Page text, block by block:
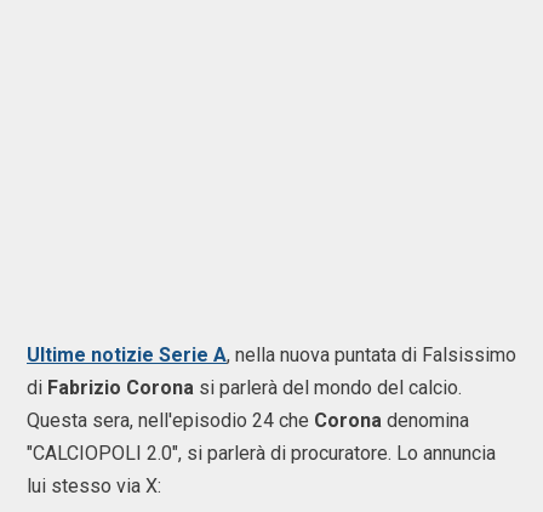
Ultime notizie Serie A, nella nuova puntata di Falsissimo
di Fabrizio Corona si parlerà del mondo del calcio.
Questa sera, nell'episodio 24 che Corona denomina
"CALCIOPOLI 2.0", si parlerà di procuratore. Lo annuncia
lui stesso via X: